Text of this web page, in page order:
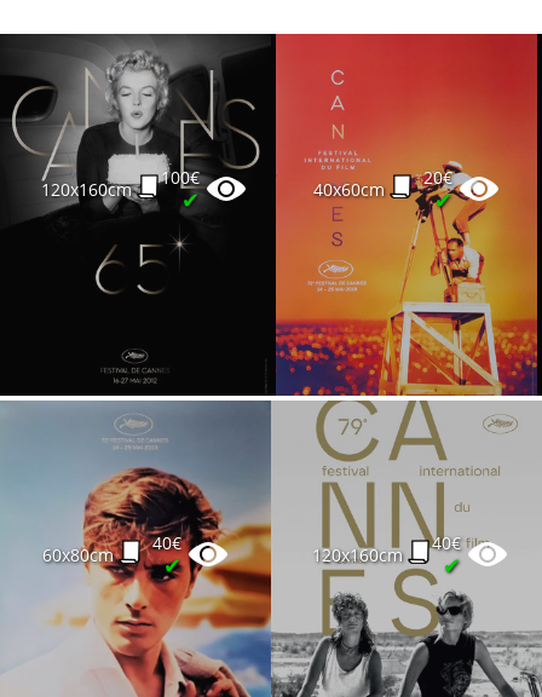
120x160cm
100€
✔ 40x60cm
20€
✔
60x80cm
40€
✔ 120x160cm
40€
✔